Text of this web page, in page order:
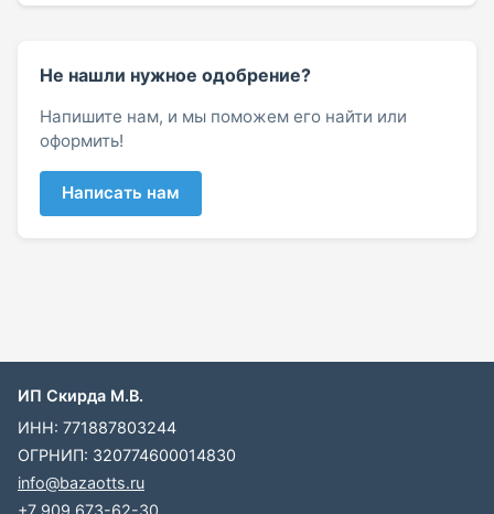
Не нашли нужное одобрение?
Напишите нам, и мы поможем его найти или
оформить!
Написать нам
ИП Скирда М.В.
ИНН: 771887803244
ОГРНИП: 320774600014830
info@bazaotts.ru
+7 909 673-62-30